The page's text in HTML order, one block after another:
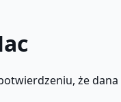
że